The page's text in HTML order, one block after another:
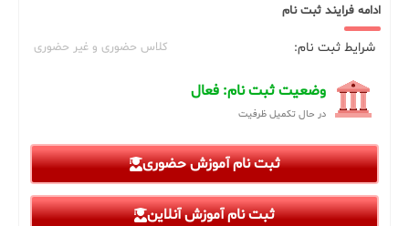
ادامه فرایند ثبت نام
شرایط ثبت نام: کلاس حضوری و غیر حضوری
وضعیت ثبت نام: فعال
در حال تکمیل ظرفیت
ثبت نام آموزش حضوری
ثبت نام آموزش آنلاین